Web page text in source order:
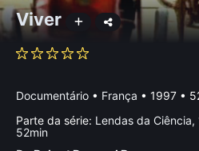
Viver
Documentário • França • 1997 •
Parte da série: Lendas da
52min